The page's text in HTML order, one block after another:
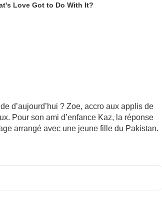
Love Got to Do With It?
d’aujourd’hui ? Zoe, accro aux applis de
Pour son ami d’enfance Kaz, la réponse
arrangé avec une jeune fille du Pakistan.